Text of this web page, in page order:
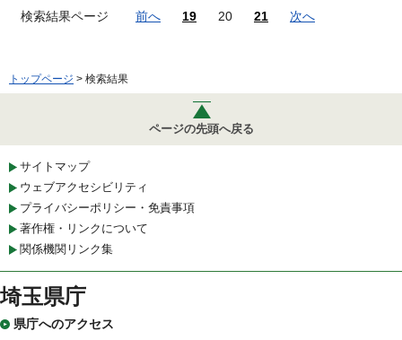
検索結果ページ 前へ 19 20 21 次へ
トップページ > 検索結果
ページの先頭へ戻る
サイトマップ
ウェブアクセシビリティ
プライバシーポリシー・免責事項
著作権・リンクについて
関係機関リンク集
埼玉県庁
県庁へのアクセス